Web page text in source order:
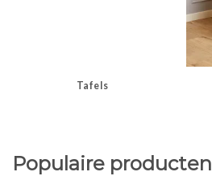
Tafels
Populaire producten